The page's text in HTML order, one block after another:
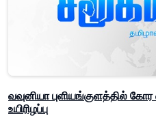
வவுனியா புளியங்குளத்தில்
உயிரிழப்பு